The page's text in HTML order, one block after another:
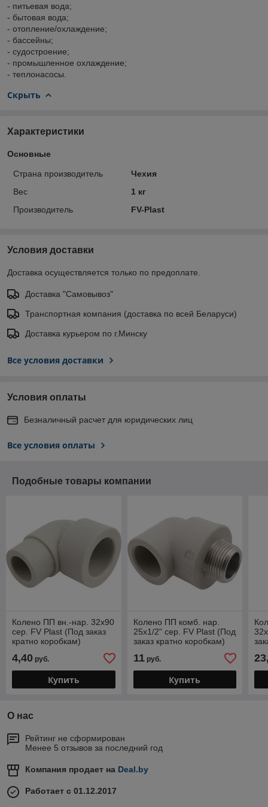
- питьевая вода;
- бытовая вода;
- отопление/охлаждение;
- бассейны;
- судостроение;
- промышленное охлаждение;
- теплонасосы.
Скрыть
Характеристики
Основные
Страна производитель
Чехия
Вес
1 кг
Производитель
FV-Plast
Условия доставки
Доставка осуществляется только по предоплате.
Доставка "Самовывоз"
Транспортная компания (доставка по всей Беларуси)
Доставка курьером по г.Минску
Все условия доставки
Условия оплаты
Безналичный расчет для юридических лиц
Все условия оплаты
Подобные товары компании
Колено ПП вн.-нар. 32х90
сер. FV Plast (Под заказ
кратно коробкам)
4,40 руб.
Купить
Колено ПП комб. нар.
25x1/2" сер. FV Plast (Под
заказ кратно коробкам)
11руб.
Купить
О нас
Рейтинг не сформирован
Менее 5 отзывов за последний год
Компания продает на Deal.by
Работает с 01.12.2017